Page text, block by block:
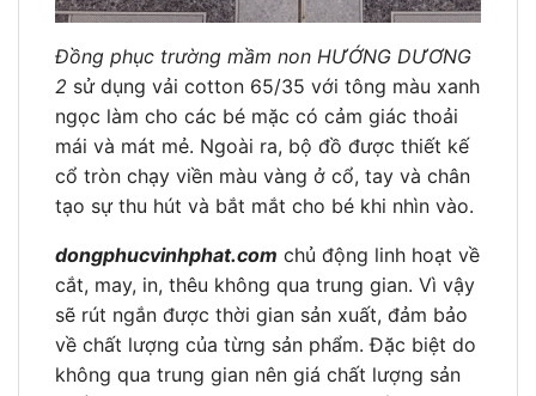
Đồng phục trường mầm non HƯỚNG DƯƠNG
2 sử dụng vải cotton 65/35 với tông màu xanh
ngọc làm cho các bé mặc có cảm giác thoải
mái và mát mẻ. Ngoài ra, bộ đồ được thiết kế
cổ tròn chạy viền màu vàng ở cổ, tay và chân
tạo sự thu hút và bắt mắt cho bé khi nhìn vào.
dongphucvinhphat.com chủ động linh hoạt về
cắt, may, in, thêu không qua trung gian. Vì vậy
sẽ rút ngắn được thời gian sản xuất, đảm bảo
về chất lượng của từng sản phẩm. Đặc biệt do
không qua trung gian nên giá chất lượng sản